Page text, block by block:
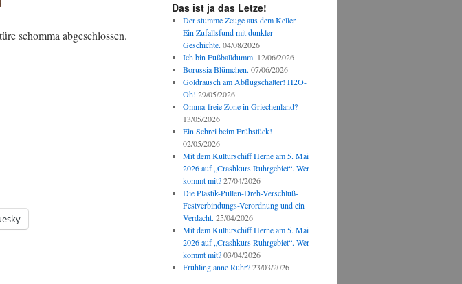
schomma abgeschlossen.
Das ist ja das Letze!
Der stumme Zeuge aus dem Keller.
Ein Zufallsfund mit dunkler
Geschichte. 04/08/2026
Ich bin Fußballdumm. 12/06/2026
Borussia Blümchen. 07/06/2026
Goldrausch am Abflugschalter! H2O-
Oh! 29/05/2026
Omma-freie Zone in Griechenland?
13/05/2026
Ein Schrei beim Frühstück!
02/05/2026
Mit dem Kulturschiff Herne am 5. Mai
2026 auf „Crashkurs Ruhrgebiet“. Wer
kommt mit? 27/04/2026
Die Plastik-Pullen-Dreh-Verschluß-
Festverbindungs-Verordnung und ein
Verdacht. 25/04/2026
Mit dem Kulturschiff Herne am 5. Mai
2026 auf „Crashkurs Ruhrgebiet“. Wer
kommt mit? 03/04/2026
Frühling anne Ruhr? 23/03/2026